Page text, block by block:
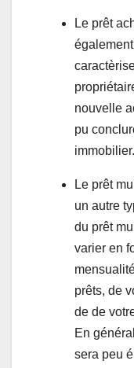
Le prêt
nouvelle
pu
immobilier.
Le prêt
un autre
du prêt
varier en
prêts, de
de de
En
sera peu